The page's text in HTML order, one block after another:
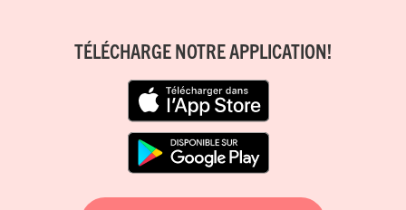
TÉLÉCHARGE NOTRE APPLICATION!